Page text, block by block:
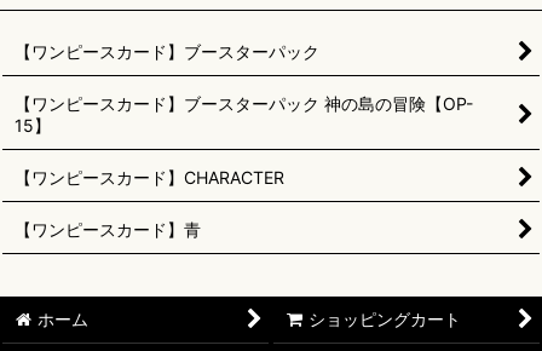
【ワンピースカード】ブースターパック
【ワンピースカード】ブースターパック 神の島の冒険【OP-
15】
【ワンピースカード】CHARACTER
【ワンピースカード】青
ホーム ショッピングカート